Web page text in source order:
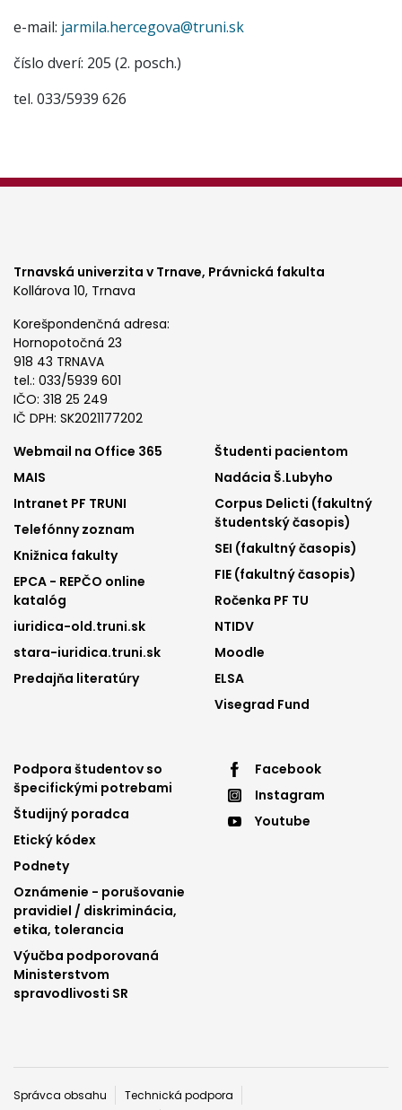
e-mail: jarmila.hercegova@truni.sk
číslo dverí: 205 (2. posch.)
tel. 033/5939 626
Trnavská univerzita v Trnave, Právnická fakulta
Kollárova 10, Trnava
Korešpondenčná adresa:
Hornopotočná 23
918 43 TRNAVA
tel.: 033/5939 601
IČO: 318 25 249
IČ DPH: SK2021177202
Footer
menu
1
Webmail na Office 365
MAIS
Intranet PF TRUNI
Telefónny zoznam
Knižnica fakulty
EPCA - REPČO online
katalóg
iuridica-old.truni.sk
stara-iuridica.truni.sk
Predajňa literatúry
Footer
menu
2
Študenti pacientom
Nadácia Š.Lubyho
Corpus Delicti (fakultný
študentský časopis)
SEI (fakultný časopis)
FIE (fakultný časopis)
Ročenka PF TU
NTIDV
Moodle
ELSA
Visegrad Fund
Footer
menu
3
Podpora študentov so
špecifickými potrebami
Študijný poradca
Etický kódex
Podnety
Oznámenie - porušovanie
pravidiel / diskriminácia,
etika, tolerancia
Výučba podporovaná
Ministerstvom
spravodlivosti SR
Footer
menu
Facebook
Instagram
Youtube
Päta
Správca obsahu
Technická podpora